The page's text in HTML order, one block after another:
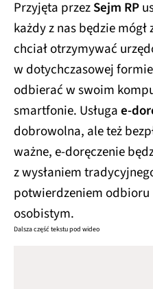
Przyjęta przezSejm RP
każdy z nas będzie
chciał otrzymywać
w dotychczasowej
odbierać w swoim
smartfonie. Usługae-
dobrowolna, ale też
ważne, e-doręczenie
z wysłaniem
potwierdzeniem odbioru
osobistym.
Dalsza część tekstu pod wideo